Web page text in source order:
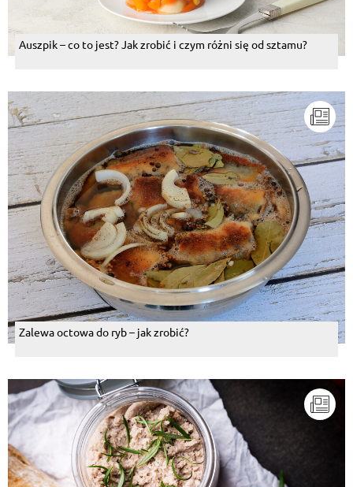
Auszpik – co to jest? Jak zrobić i czym różni się od sztamu?
Zalewa octowa do ryb – jak zrobić?